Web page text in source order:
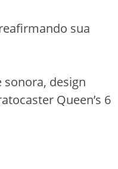
sua
design
Queen’s 6